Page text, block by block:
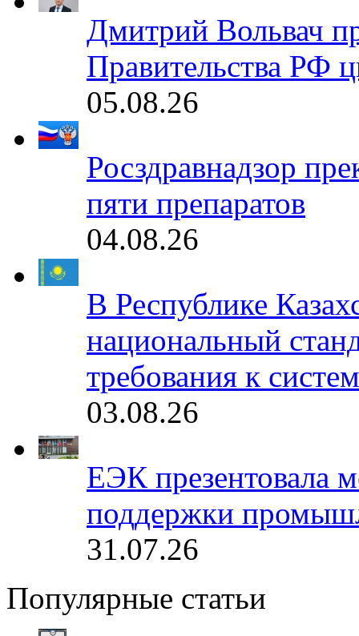
Дмитрий Вольвач
Правительства РФ
05.08.26
Росздравнадзор
пяти препаратов
04.08.26
В Республике
национальный
требования к
03.08.26
ЕЭК презентовала
поддержки
31.07.26
Популярные статьи